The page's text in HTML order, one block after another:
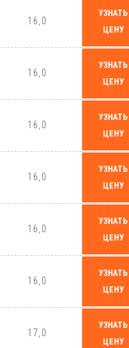
16,0
УЗНАТЬ
ЦЕНУ
16,0
УЗНАТЬ
ЦЕНУ
16,0
УЗНАТЬ
ЦЕНУ
16,0
УЗНАТЬ
ЦЕНУ
16,0
УЗНАТЬ
ЦЕНУ
16,0
УЗНАТЬ
ЦЕНУ
17,0
УЗНАТЬ
ЦЕНУ